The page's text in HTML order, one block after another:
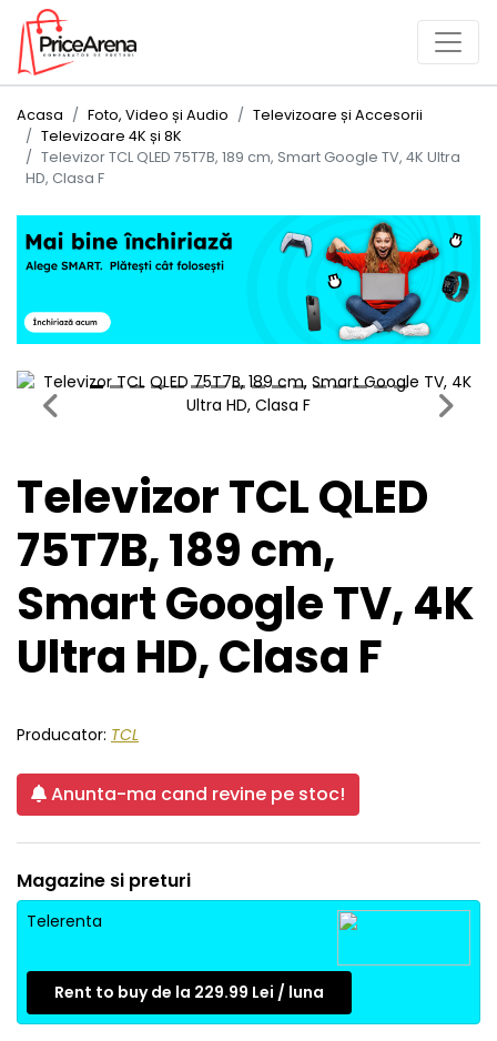
Acasa Foto, Video și Audio
Televizoare și Accesorii
Televizoare 4K și 8K
Televizor TCL QLED 75T7B, 189 cm, Smart Google TV, 4K Ultra
HD, Clasa F
Previous Next
Televizor TCL QLED
75T7B, 189 cm,
Smart Google TV, 4K
Ultra HD, Clasa F
Producator: TCL
Anunta-ma cand revine pe stoc!
Magazine si preturi
Telerenta
Rent to buy de la 229.99 Lei / luna